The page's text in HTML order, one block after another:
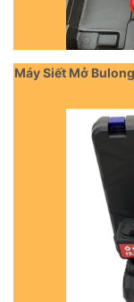
Máy Siết Mở